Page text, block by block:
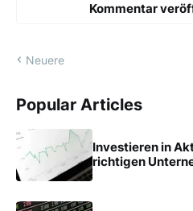
Kommentar
Neuere
Popular Articles
Investieren in
richtigen